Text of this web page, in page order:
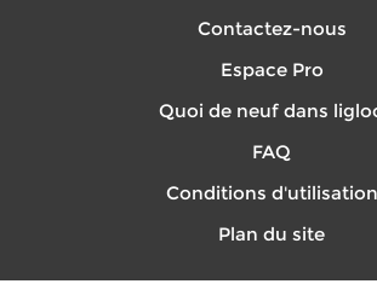
Contactez-nous
Espace Pro
Quoi de neuf dans
FAQ
Conditions d'utilisation
Plan du site